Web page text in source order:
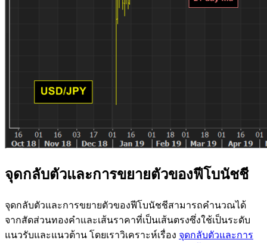
จุดกลับตัวและการขยายตัวของฟีโบนัชชี
จุดกลับตัวและการขยายตัวของฟีโบนัชชีสามารถคำนวณได้
จากสัดส่วนทองคำและเส้นราคาที่เป็นเส้นตรงซึ่งใช้เป็นระดับ
แนวรับและแนวต้าน โดยเราวิเคราะห์เรื่อง จุดกลับตัวและการ